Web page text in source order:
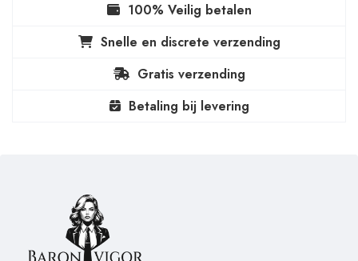
100% Veilig betalen
Snelle en discrete verzending
Gratis verzending
Betaling bij levering